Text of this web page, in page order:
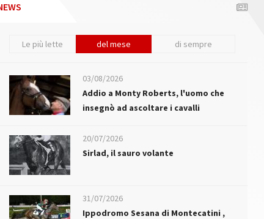
Le più lette del mese di sempre
03/08/2026
Addio a Monty Roberts, l'uomo che
insegnò ad ascoltare i cavalli
20/07/2026
Sirlad, il sauro volante
31/07/2026
Ippodromo Sesana di Montecatini ,